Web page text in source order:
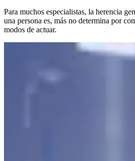
Para muchos especialistas, la herencia
una persona es, más no determina por
modos de actuar.